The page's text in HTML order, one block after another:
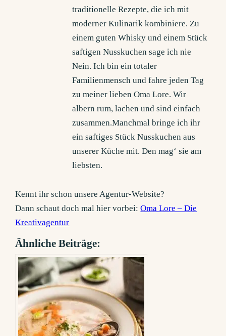
traditionelle Rezepte, die ich mit
moderner Kulinarik kombiniere. Zu
einem guten Whisky und einem Stück
saftigen Nusskuchen sage ich nie
Nein. Ich bin ein totaler
Familienmensch und fahre jeden Tag
zu meiner lieben Oma Lore. Wir
albern rum, lachen und sind einfach
zusammen.Manchmal bringe ich ihr
ein saftiges Stück Nusskuchen aus
unserer Küche mit. Den mag‘ sie am
liebsten.
Kennt ihr schon unsere Agentur-Website?
Dann schaut doch mal hier vorbei:Oma Lore – Die
Kreativagentur
Ähnliche Beiträge: